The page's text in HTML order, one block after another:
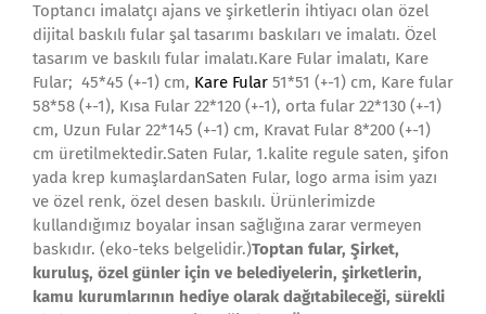
Toptancı imalatçı ajans ve şirketlerin ihtiyacı olan özel
dijital baskılı fular şal tasarımı baskıları ve imalatı. Özel
tasarım ve baskılı fular imalatı.Kare Fular imalatı, Kare
Fular; 45*45 (+-1) cm, Kare Fular 51*51 (+-1) cm, Kare fular
58*58 (+-1), Kısa Fular 22*120 (+-1), orta fular 22*130 (+-1)
cm, Uzun Fular 22*145 (+-1) cm, Kravat Fular 8*200 (+-1)
cm üretilmektedir.Saten Fular, 1.kalite regule saten, şifon
yada krep kumaşlardanSaten Fular, logo arma isim yazı
ve özel renk, özel desen baskılı. Ürünlerimizde
kullandığımız boyalar insan sağlığına zarar vermeyen
baskıdır. (eko-teks belgelidir.)Toptan fular, Şirket,
kuruluş, özel günler için ve belediyelerin, şirketlerin,
kamu kurumlarının hediye olarak dağıtabileceği, sürekli